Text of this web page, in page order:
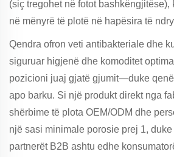
(siç tregohet në fotot bashkëngjitëse),
në mënyrë të plotë në hapësira të
Qendra ofron veti antibakteriale dhe
siguruar higjenë dhe komoditet
pozicioni juaj gjatë gjumit—duke
apo barku. Si një produkt direkt nga
shërbime të plota OEM/ODM dhe
një sasi minimale porosie prej 1,
partnerët B2B ashtu edhe